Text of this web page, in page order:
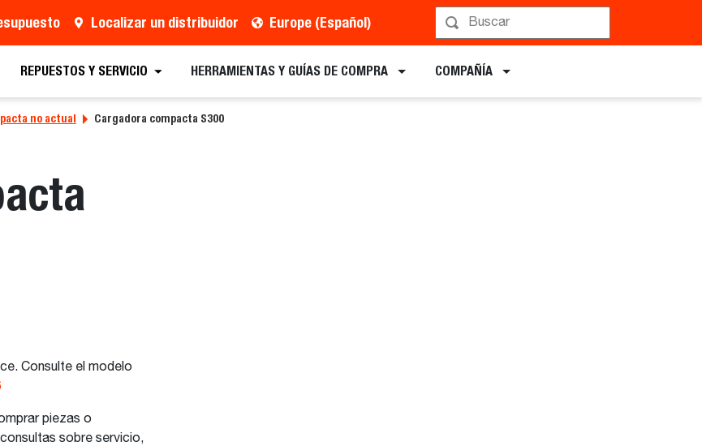
Localizar un distribuidor Europe (Español)
REPUESTOS Y SERVICIO HERRAMIENTAS Y GUÍAS DE COMPRA COMPAÑÍA
no actual Cargadora compacta S300
Consulte el modelo
piezas o
sobre servicio,